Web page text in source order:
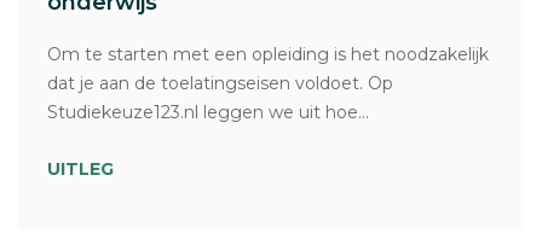
Om te starten met een opleiding is het noodzakelijk
dat je aan de toelatingseisen voldoet. Op
Studiekeuze123.nl leggen we uit hoe...
UITLEG